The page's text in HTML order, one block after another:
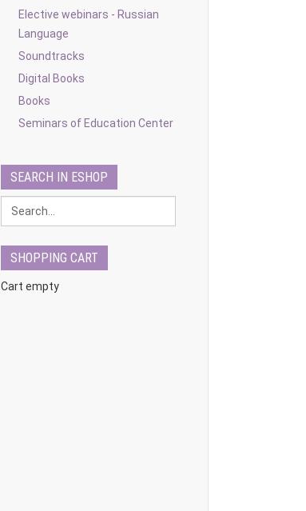
Elective webinars - Russian
Language
Soundtracks
Digital Books
Books
Seminars of Education Center
SEARCH IN ESHOP
SHOPPING CART
Cart empty